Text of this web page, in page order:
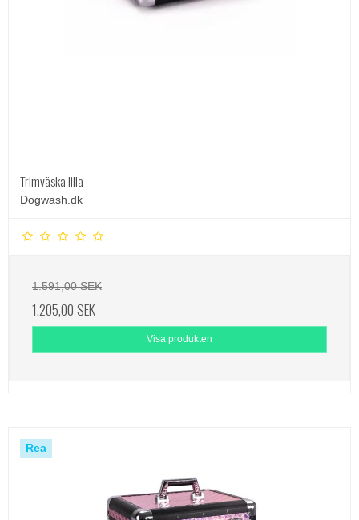
Trimväska lilla
Dogwash.dk
1.591,00 SEK
1.205,00 SEK
Visa produkten
Rea